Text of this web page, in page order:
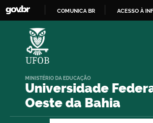
COMUNICA BR ACESSO À
Universidade
Oeste da Bahia
MINISTÉRIO DA EDUCAÇÃO